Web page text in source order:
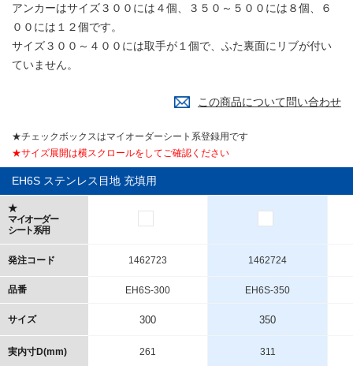
アンカーはサイズ３００には４個、３５０～５００には８個、６
００には１２個です。
サイズ３００～４００には取手が１個で、ふた裏面にリブが付い
ていません。
この商品について問い合わせ
★チェックボックスはマイオーダーシート系登録用です
★サイズ展開は横スクロールをしてご確認ください
EH6S ステンレス目地 充填用
★
マイオーダー
シート系用
発注コード
品番
サイズ
実内寸D(mm)
1462723
EH6S-300
300
261
1462724
EH6S-350
350
311